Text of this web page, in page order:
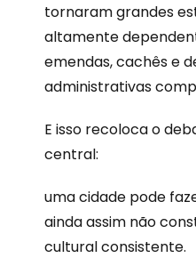
tornaram grandes
altamente
emendas, cachês e
administrativas
E isso recoloca o
central:
uma cidade pode
ainda assim não
cultural consistente.